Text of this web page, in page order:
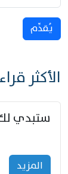
يُقدِّم
الأكثر
المزید